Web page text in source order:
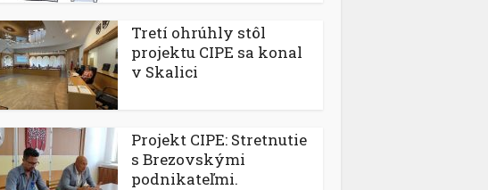
Tretí ohrúhly stôl
projektu CIPE sa konal
v Skalici
Projekt CIPE: Stretnutie
s Brezovskými
podnikateľmi.